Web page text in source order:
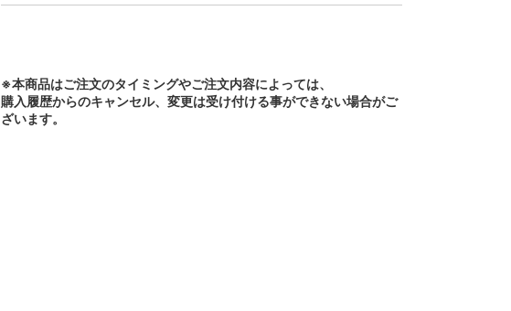
※本商品はご注文のタイミングやご注文内容によっては、
購入履歴からのキャンセル、変更は受け付ける事ができない場合がご
ざいます。